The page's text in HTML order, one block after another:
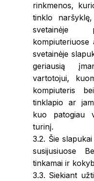
rinkmenos,
tinklo
svetainėje
kompiuteriuose
svetainėje
geriausią
vartotojui,
kompiuteris
tinklapio ar
kuo patogiau
turinį.
3.2. Šie
susijusiuose
tinkamai ir
3.3. Siekiant